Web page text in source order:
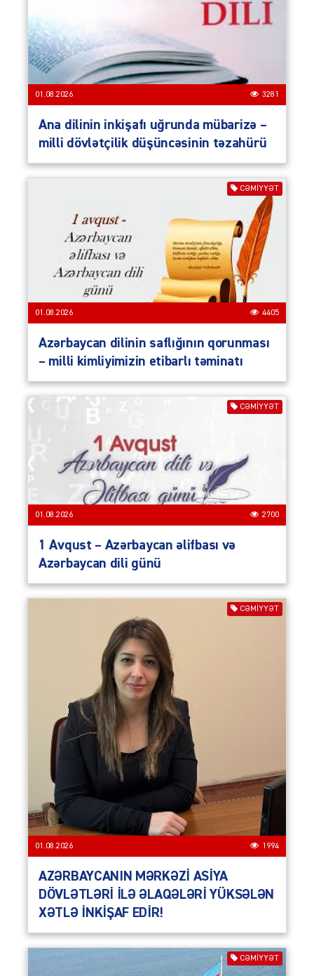
01.08.2026 3281
Ana dilinin inkişafı uğrunda mübarizə –
milli dövlətçilik düşüncəsinin təzahürü
CƏMIYYƏT
01.08.2026 4405
Azərbaycan dilinin saflığının qorunması
– milli kimliyimizin etibarlı təminatı
CƏMIYYƏT
01.08.2026 2700
1 Avqust – Azərbaycan əlifbası və
Azərbaycan dili günü
CƏMIYYƏT
01.08.2026 1994
AZƏRBAYCANIN MƏRKƏZİ ASİYA
DÖVLƏTLƏRİ İLƏ ƏLAQƏLƏRİ YÜKSƏLƏN
XƏTLƏ İNKİŞAF EDİR!
CƏMIYYƏT